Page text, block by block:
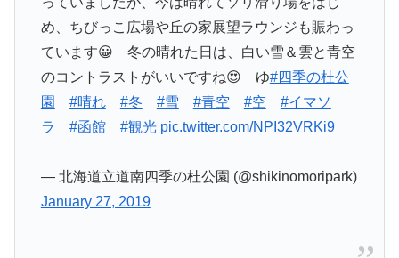
め、ちびっこ広場や丘の家展望ラウンジも賑わっ
ています😀 冬の晴れた日は、白い雪＆雲と青空
のコントラストがいいですね😍 ゆ#四季の杜公
園
#晴れ #冬 #雪 #青空 #空
#イマソ
ラ
#函館 #観光 pic.twitter.com/NPI32VRKi9
— 北海道立道南四季の杜公園 (@shikinomoripark)
January 27, 2019